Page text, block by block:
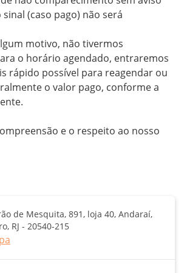
(caso pago) não será
o horário agendado, entraremos
rápido possível para reagendar ou
o valor pago, conforme a
e o respeito ao nosso
de Mesquita, 891, loja 40, Andaraí,
RJ - 20540-215